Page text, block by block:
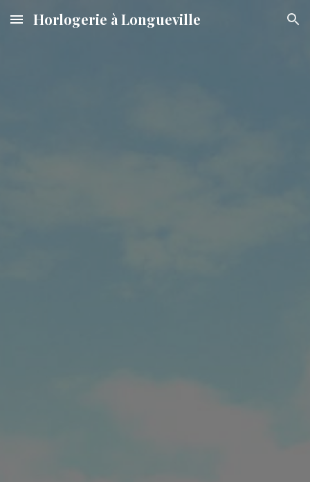
Skip to main content Skip to navigation
Horlogerie à Longueville